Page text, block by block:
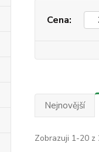
Cena:
Nejnovější
Zobrazuji 1-20 z